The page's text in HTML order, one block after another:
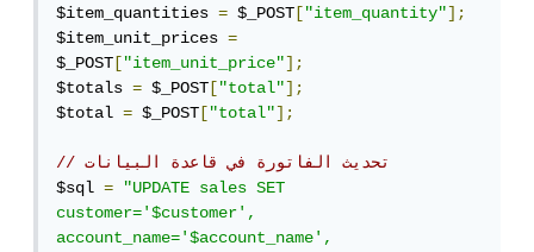
$item_quantities = $_POST ["item_quantity"];
$item_unit_prices =
$_POST ["item_unit_price"];
$totals = $_POST ["total"];
$total = $_POST ["total"];
// تحديث الفاتورة في قاعدة البيانات
$sql =
"UPDATE sales SET
customer='$customer',
account_name='$account_name',